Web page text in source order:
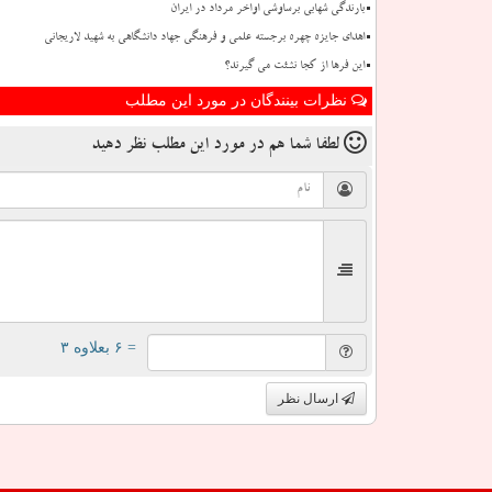
بارندگی شهابی برساوشی اواخر مرداد در ایران
اهدای جایزه چهره برجسته علمی و فرهنگی جهاد دانشگاهی به شهید لاریجانی
این فرها از کجا نشئت می گیرند؟
نظرات بینندگان در مورد این مطلب
لطفا شما هم در مورد این مطلب نظر دهید
= ۶ بعلاوه ۳
ارسال نظر